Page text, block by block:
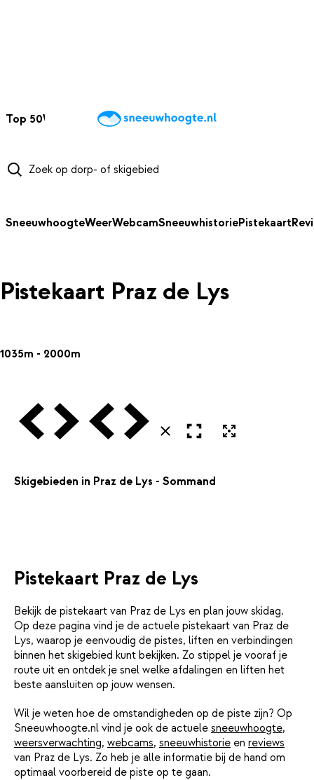
Top 50Webcams WintersportweerKaarten
SneeuwhoogteWeerWebcamSneeuwhistoriePistekaart
Pistekaart Praz de Lys
1035m - 2000m
Vorige VolgendeVorige Volgende
SluitenOpen in volledig scherm
Skigebieden in Praz de Lys - Sommand
Pistekaart Praz de Lys
Bekijk de pistekaart van Praz de Lys en plan jouw skidag.
Op deze pagina vind je de actuele pistekaart van Praz de
Lys, waarop je eenvoudig de pistes, liften en verbindingen
binnen het skigebied kunt bekijken. Zo stippel je vooraf je
route uit en ontdek je snel welke afdalingen en liften het
beste aansluiten op jouw wensen.
Wil je weten hoe de omstandigheden op de piste zijn? Op
Sneeuwhoogte.nl vind je ook de actuele sneeuwhoogte,
weersverwachting, webcams, sneeuwhistorie en reviews
van Praz de Lys. Zo heb je alle informatie bij de hand om
optimaal voorbereid de piste op te gaan.